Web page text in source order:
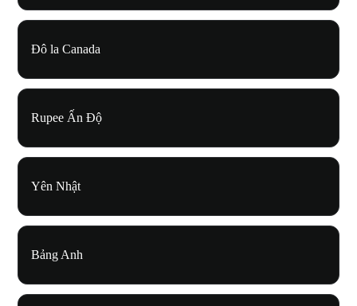
Đô la Canada
Rupee Ấn Độ
Yên Nhật
Bảng Anh